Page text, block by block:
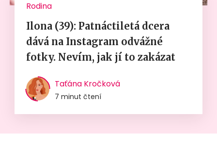
Rodina
Ilona (39): Patnáctiletá dcera
dává na Instagram odvážné
fotky. Nevím, jak jí to zakázat
Taťána Kročková
7 minut čtení